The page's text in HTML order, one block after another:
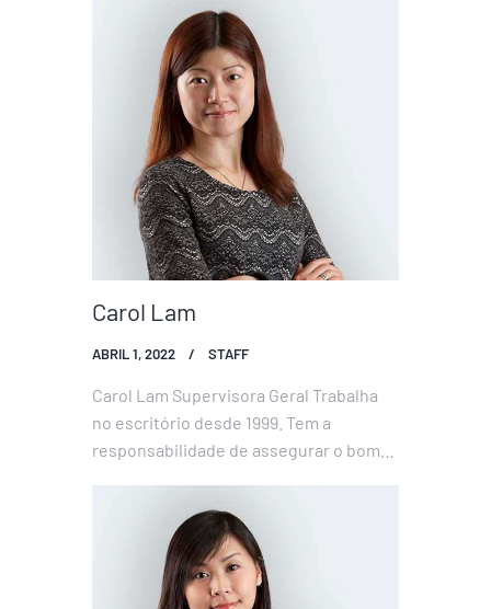
apoio administrativo. Este apoio é
fundamental para que os advogados
disponham de todos os meios
necessários para prestar o melhor
aconselhamento…
Carol Lam
ABRIL 1, 2022 STAFF
Carol Lam Supervisora Geral Trabalha
no escritório desde 1999. Tem a
responsabilidade de assegurar o bom
Supervisiona directamente uma equipa
de mais de 30 pessoas que são o
suporte constante dos advogados e
dos notários do escritório.…